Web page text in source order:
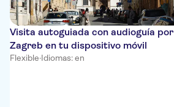
Visita autoguiada con audioguía por
Zagreb en tu dispositivo móvil
Flexible·Idiomas: en